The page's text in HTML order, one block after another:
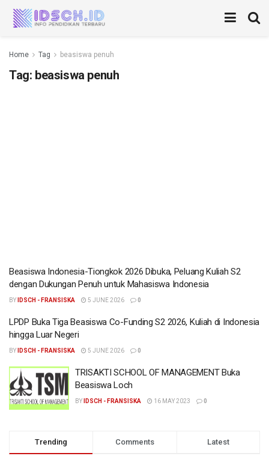
Home Tag beasiswa penuh
Tag: beasiswa penuh
Beasiswa Indonesia-Tiongkok 2026 Dibuka, Peluang Kuliah S2
dengan Dukungan Penuh untuk Mahasiswa Indonesia
BY IDSCH - FRANSISKA 5 JUNE 2026 0
LPDP Buka Tiga Beasiswa Co-Funding S2 2026, Kuliah di Indonesia
hingga Luar Negeri
BY IDSCH - FRANSISKA 5 JUNE 2026 0
TRISAKTI SCHOOL OF MANAGEMENT Buka
Beasiswa Loch
BY IDSCH - FRANSISKA 16 MAY 2023 0
Trending Comments Latest